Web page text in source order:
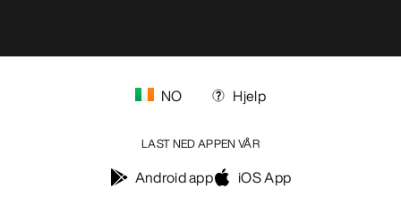
NO Hjelp
LAST NED APPEN VÅR
Android app iOS App